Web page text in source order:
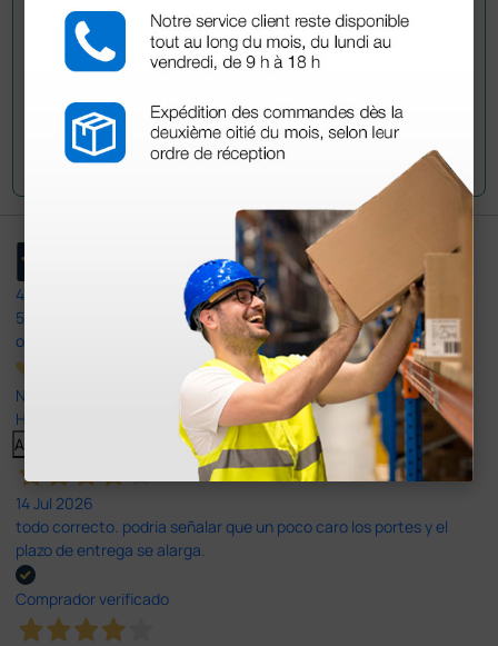
Envía tu pregunta
4,4
597
opiniones
Nuestras reseñas de 4 y 5 estrellas.
Haga clic aquí para leerlos todos >
Anterior
14 Jul 2026
todo correcto. podria señalar que un poco caro los portes y el
plazo de entrega se alarga.
Comprador verificado